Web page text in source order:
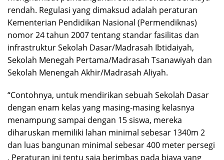
rendah. Regulasi yang dimaksud adalah peraturan
Kementerian Pendidikan Nasional (Permendiknas)
nomor 24 tahun 2007 tentang standar fasilitas dan
infrastruktur Sekolah Dasar/Madrasah Ibtidaiyah,
Sekolah Menegah Pertama/Madrasah Tsanawiyah dan
Sekolah Menengah Akhir/Madrasah Aliyah.
“Contohnya, untuk mendirikan sebuah Sekolah Dasar
dengan enam kelas yang masing-masing kelasnya
menampung sampai dengan 15 siswa, mereka
diharuskan memiliki lahan minimal sebesar 1340m 2
dan luas bangunan minimal sebesar 400 meter persegi
. Peraturan ini tentu saja berimbas pada biaya yang